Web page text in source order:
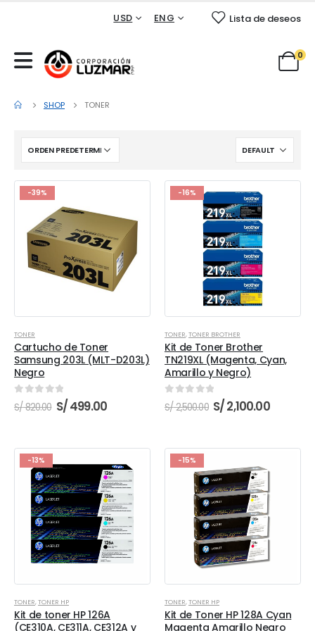
USD ENG Lista de deseos
0
SHOP TONER
-39%
TONER
Cartucho de Toner
Samsung 203L (MLT-D203L)
Negro
out of 5
S/820.00 El
precio
S/ 820.00.
S/499.00El
S/ 499.00.
-16%
TONER,TONER BROTHER
Kit de Toner Brother
TN219XL (Magenta, Cyan,
Amarillo y Negro)
out of 5
S/2,500.00 El
precio
S/ 2,500.00.
S/2,100.00El
S/
-13%
TONER,TONER HP
Kit de toner HP 126A
(CE310A, CE311A, CE312A y
-15%
TONER,TONER HP
Kit de Toner HP 128A Cyan
Magenta Amarillo Negro